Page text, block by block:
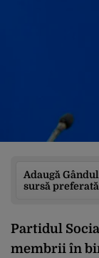
Adaugă
sursă preferată
Partidul
membrii în